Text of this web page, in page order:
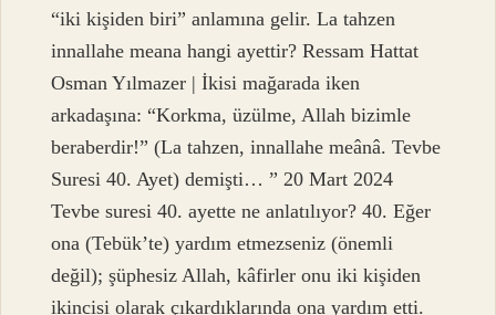
“iki kişiden biri” anlamına gelir. La tahzen
innallahe meana hangi ayettir? Ressam Hattat
Osman Yılmazer | İkisi mağarada iken
arkadaşına: “Korkma, üzülme, Allah bizimle
beraberdir!” (La tahzen, innallahe meânâ. Tevbe
Suresi 40. Ayet) demişti… ” 20 Mart 2024
Tevbe suresi 40. ayette ne anlatılıyor? 40. Eğer
ona (Tebük’te) yardım etmezseniz (önemli
değil); şüphesiz Allah, kâfirler onu iki kişiden
ikincisi olarak çıkardıklarında ona yardım etti.